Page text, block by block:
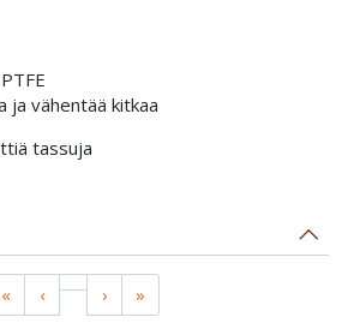
ja vähentää kitkaa
tassuja
« ‹ › »